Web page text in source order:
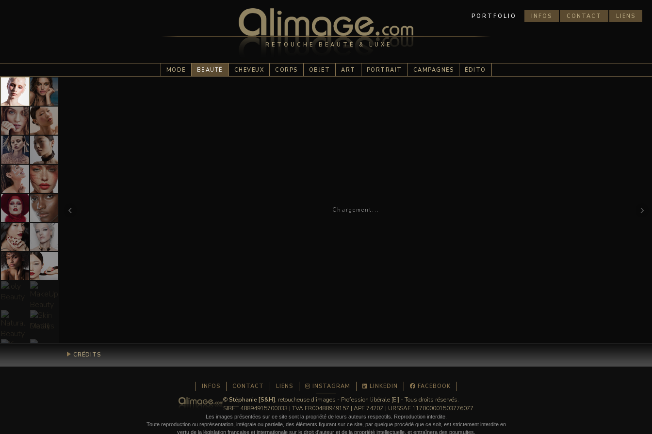
PORTFOLIO INFOS CONTACT LIENS
RETOUCHE BEAUTÉ & LUXE
MODE BEAUTÉ CHEVEUX CORPS OBJET ART PORTRAIT CAMPAGNES ÉDITO
Chargement...
‹ ›
CRÉDITS
INFOS CONTACT LIENS INSTAGRAM LINKEDIN FACEBOOK
©Stéphanie [S&H], retoucheuse d'images - Profession libérale [EI] - Tous droits réservés.
SIRET 48894915700033 | TVA FR00488949157 | APE 7420Z | URSSAF 117000001503776077
Les images présentées sur ce site sont la propriété de leurs auteurs respectifs. Reproduction interdite.
Toute reproduction ou représentation, intégrale ou partielle, des éléments figurant sur ce site, par quelque procédé que ce soit, est strictement interdite en
vertu de la législation française et internationale sur le droit d'auteur et de la propriété intellectuelle, et entraînera des poursuites.